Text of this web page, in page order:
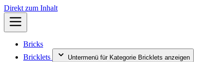
Direkt zum Inhalt
Bricks
Bricklets
Untermenü für Kategorie Bricklets anzeigen